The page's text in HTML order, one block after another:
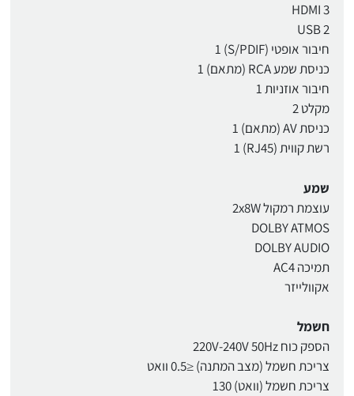
HDMI 3
USB 2
חיבור אופטי (S/PDIF) 1
כניסת שמע RCA (מתאם) 1
חיבור אוזניות 1
מקלט 2
כניסת AV (מתאם) 1
רשת קווית (RJ45) 1
שמע
עוצמת רמקול 2x8W
DOLBY ATMOS
DOLBY AUDIO
תמיכה AC4
אקוולייזר
חשמל
הספק כוח 220V-240V 50Hz
צריכת חשמל (מצב המתנה) ≤0.5 וואט
צריכת חשמל (וואט) 130